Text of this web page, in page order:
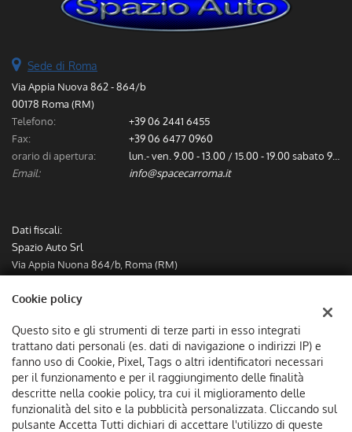
Sede di Roma
Via Appia Nuova 862 - 864/b
00178 Roma (RM)
Telefono:
+39 06 2441 6455
Fax:
+39 06 6477 0960
orario di apertura:
Email:
info@spacecarroma.it
Dati fiscali:
Spazio Auto Srl
Via Appia Nuona 864/b, Roma (RM)
Registro delle imprese:
Cookie policy
Questo sito e gli strumenti di terze parti in esso integrati
trattano dati personali (es. dati di navigazione o indirizzi IP) e
fanno uso di Cookie, Pixel, Tags o altri identificatori necessari
per il funzionamento e per il raggiungimento delle finalità
descritte nella cookie policy, tra cui il miglioramento delle
funzionalità del sito e la pubblicità personalizzata. Cliccando sul
pulsante Accetta Tutti dichiari di accettare l'utilizzo di queste